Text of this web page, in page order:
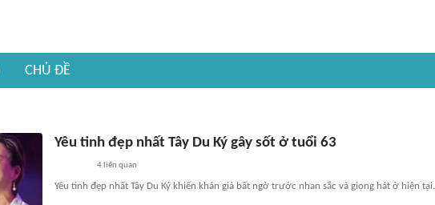
CHỦ ĐỀ
Yêu tinh đẹp nhất Tây Du Ký gây sốt ở tuổi 63
4liên quan
Yêu tinh đẹp nhất Tây Du Ký khiến khán giả bất ngờ trước nhan sắc và giọng hát ở hiện tại.